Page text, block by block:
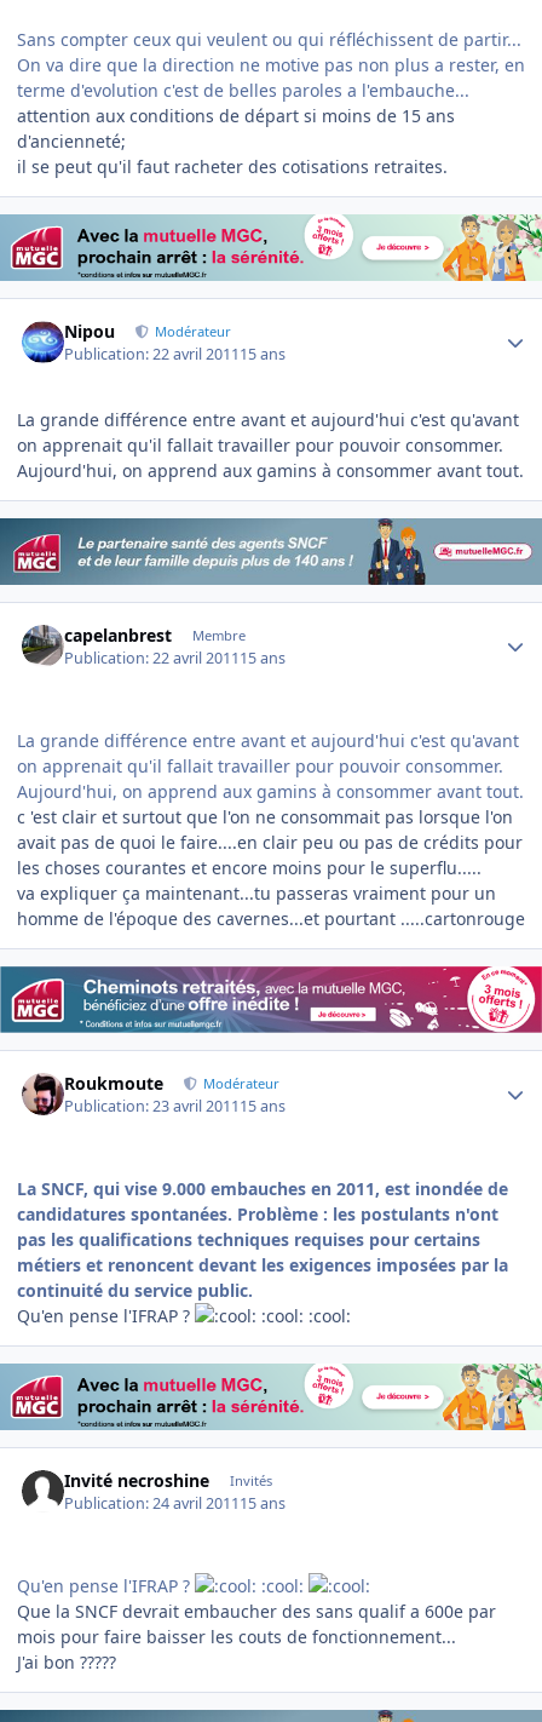
Sans compter ceux qui veulent ou qui réfléchissent de partir...
On va dire que la direction ne motive pas non plus a rester, en
terme d'evolution c'est de belles paroles a l'embauche...
attention aux conditions de départ si moins de 15 ans
d'ancienneté;
il se peut qu'il faut racheter des cotisations retraites.
Nipou Modérateur
Publication:22 avril 201115 ans
La grande différence entre avant et aujourd'hui c'est qu'avant
on apprenait qu'il fallait travailler pour pouvoir consommer.
Aujourd'hui, on apprend aux gamins à consommer avant tout.
capelanbrest Membre
Publication:22 avril 201115 ans
La grande différence entre avant et aujourd'hui c'est qu'avant
on apprenait qu'il fallait travailler pour pouvoir consommer.
Aujourd'hui, on apprend aux gamins à consommer avant tout.
c 'est clair et surtout que l'on ne consommait pas lorsque l'on
avait pas de quoi le faire....en clair peu ou pas de crédits pour
les choses courantes et encore moins pour le superflu.....
va expliquer ça maintenant...tu passeras vraiment pour un
homme de l'époque des cavernes...et pourtant .....cartonrouge
Roukmoute Modérateur
Publication:23 avril 201115 ans
La SNCF, qui vise 9.000 embauches en 2011, est inondée de
candidatures spontanées. Problème : les postulants n'ont
pas les qualifications techniques requises pour certains
métiers et renoncent devant les exigences imposées par la
continuité du service public.
Qu'en pense l'IFRAP ?
:cool: :cool:
Invité necroshine Invités
Publication:24 avril 201115 ans
Qu'en pense l'IFRAP ?
:cool:
Que la SNCF devrait embaucher des sans qualif a 600e par
mois pour faire baisser les couts de fonctionnement...
J'ai bon ?????